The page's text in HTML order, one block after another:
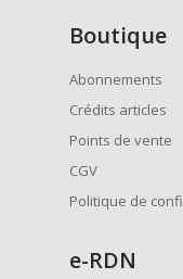
Boutique
Abonnements
Crédits articles
Points de vente
CGV
Politique de
e-RDN